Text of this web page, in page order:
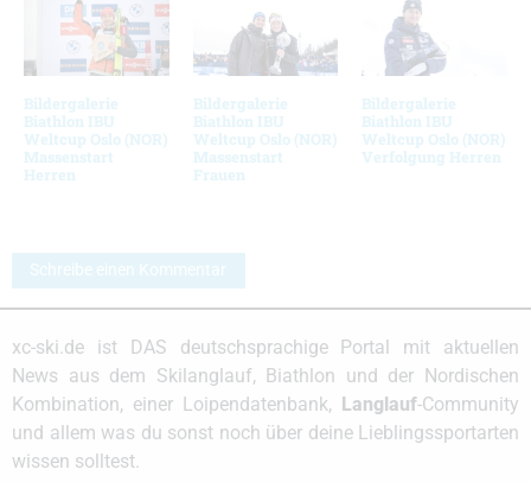
Bildergalerie
Biathlon IBU
Weltcup Oslo (NOR)
Massenstart
Herren
Bildergalerie
Biathlon IBU
Weltcup Oslo (NOR)
Massenstart
Frauen
Bildergalerie
Biathlon IBU
Weltcup Oslo (NOR)
Verfolgung Herren
Schreibe einen Kommentar
xc-ski.de ist DAS deutschsprachige Portal mit aktuellen
News aus dem Skilanglauf, Biathlon und der Nordischen
Kombination, einer Loipendatenbank, Langlauf-Community
und allem was du sonst noch über deine Lieblingssportarten
wissen solltest.